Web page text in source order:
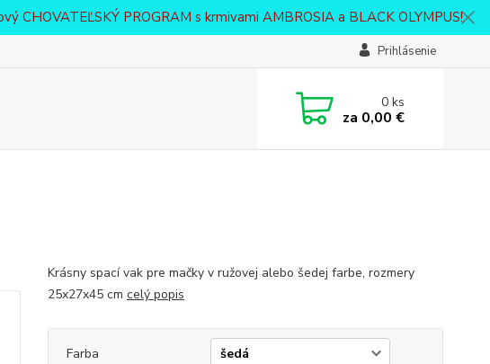
CHOVATEĽSKÝ PROGRAM s krmivami AMBROSIA a BLACK OLYMPUS!
Prihlásenie
0ks
za 0,00 €
Krásny spací vak pre mačky v ružovej alebo šedej farbe, rozmery
25x27x45 cm celý popis
Farba